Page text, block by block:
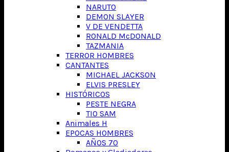
NARUTO
DEMON SLAYER
V DE VENDETTA
RONALD McDONALD
TAZMANIA
TERROR HOMBRES
CANTANTES
MICHAEL JACKSON
ELVIS PRESLEY
HISTÓRICOS
PESTE NEGRA
TIO SAM
Animales H
EPOCAS HOMBRES
AÑOS 70